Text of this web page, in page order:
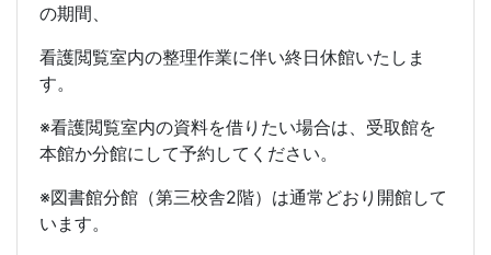
の期間、
看護閲覧室内の整理作業に伴い終日休館いたしま
す。
※看護閲覧室内の資料を借りたい場合は、受取館を
本館か分館にして予約してください。
※図書館分館（第三校舎2階）は通常どおり開館して
います。